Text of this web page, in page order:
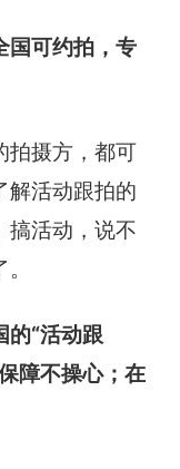
国可约拍，专
拍摄方，都可
解活动跟拍的
搞活动，说不
的“活动跟
障不操心；在